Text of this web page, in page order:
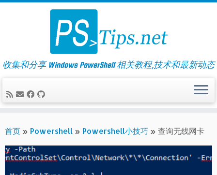
Skip
收集和分享 Windows PowerShell 相关教程,技术和最新动态
首页 » Powershell » Powershell小技巧 » 查询无线网卡